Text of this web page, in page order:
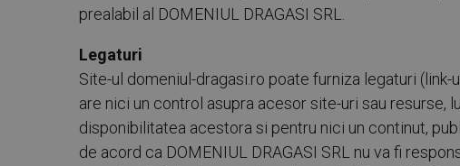
prealabil al DOMENIUL DRAGASI SRL.
Legaturi
Site-ul domeniul-dragasi.ro poate furniza legaturi
are nici un control asupra acesor site-uri sau resurse,
disponibilitatea acestora si pentru nici un continut,
de acord ca DOMENIUL DRAGASI SRL nu va fi